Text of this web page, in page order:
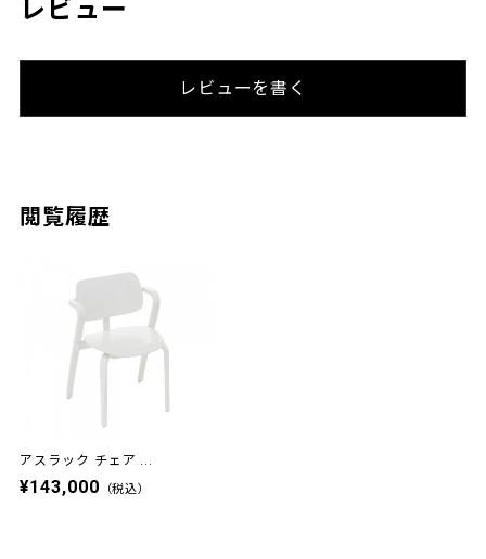
レビュー
レビューを書く
閲覧履歴
アスラック チェア ...
¥143,000 （税込）